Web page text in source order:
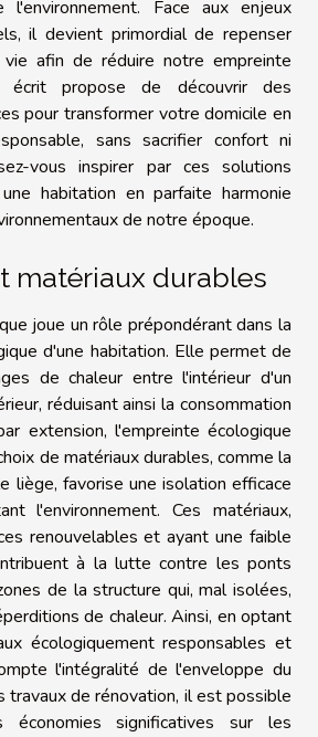
l'environnement. Face aux enjeux
il devient primordial de repenser
afin de réduire notre empreinte
écrit propose de découvrir des
pour transformer votre domicile en
sans sacrifier confort ni
vous inspirer par ces solutions
habitation en parfaite harmonie
de notre époque.
matériaux durables
joue un rôle prépondérant dans la
d'une habitation. Elle permet de
de chaleur entre l'intérieur d'un
réduisant ainsi la consommation
extension, l'empreinte écologique
de matériaux durables, comme la
liège, favorise une isolation efficace
l'environnement. Ces matériaux,
renouvelables et ayant une faible
à la lutte contre les ponts
de la structure qui, mal isolées,
de chaleur. Ainsi, en optant
écologiquement responsables et
l'intégralité de l'enveloppe du
travaux de rénovation, il est possible
significatives sur les